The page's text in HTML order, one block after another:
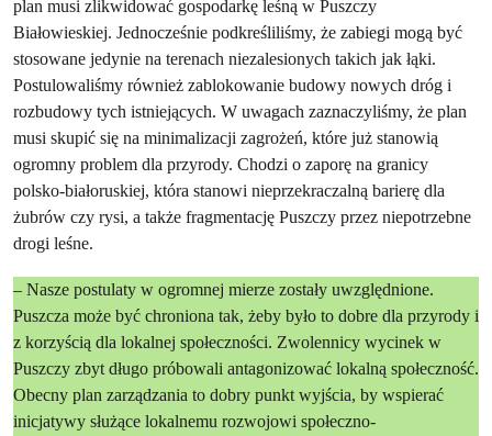
plan musi zlikwidować gospodarkę leśną w Puszczy
Białowieskiej. Jednocześnie podkreśliliśmy, że zabiegi mogą być
stosowane jedynie na terenach niezalesionych takich jak łąki.
Postulowaliśmy również zablokowanie budowy nowych dróg i
rozbudowy tych istniejących. W uwagach zaznaczyliśmy, że plan
musi skupić się na minimalizacji zagrożeń, które już stanowią
ogromny problem dla przyrody. Chodzi o zaporę na granicy
polsko-białoruskiej, która stanowi nieprzekraczalną barierę dla
żubrów czy rysi, a także fragmentację Puszczy przez niepotrzebne
drogi leśne.
– Nasze postulaty w ogromnej mierze zostały uwzględnione.
Puszcza może być chroniona tak, żeby było to dobre dla przyrody i
z korzyścią dla lokalnej społeczności. Zwolennicy wycinek w
Puszczy zbyt długo próbowali antagonizować lokalną społeczność.
Obecny plan zarządzania to dobry punkt wyjścia, by wspierać
inicjatywy służące lokalnemu rozwojowi społeczno-